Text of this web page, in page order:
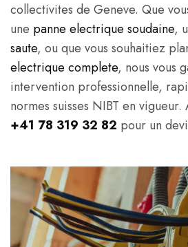
collectivites de Geneve. Que
une panne electrique soudaine,
saute, ou que vous souhaitiez
electrique complete, nous vous
intervention professionnelle,
normes suisses NIBT en
+41 78 319 32 82 pour un